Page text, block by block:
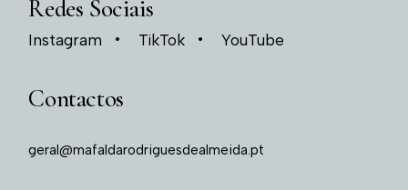
Redes Sociais
Instagram TikTok YouTube
Contactos
geral@mafaldarodriguesdealmeida.pt